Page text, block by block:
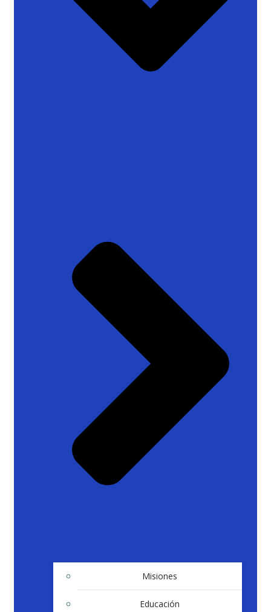
Misiones
Educación